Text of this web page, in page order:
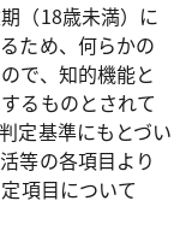
（18歳未満）に
ため、何らかの
で、知的機能と
るものとされて
定基準にもとづい
等の各項目より
項目について